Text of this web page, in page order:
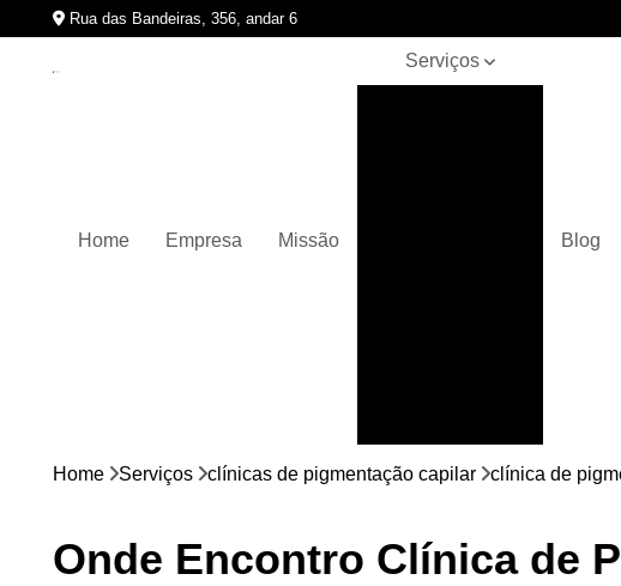
Rua das Bandeiras, 356, andar 6
Home Empresa Missão
Serviços
Preenchimento
Blog
Home Serviços clínicas de pigmentação capilar clínica de
Onde Encontro Clínica de